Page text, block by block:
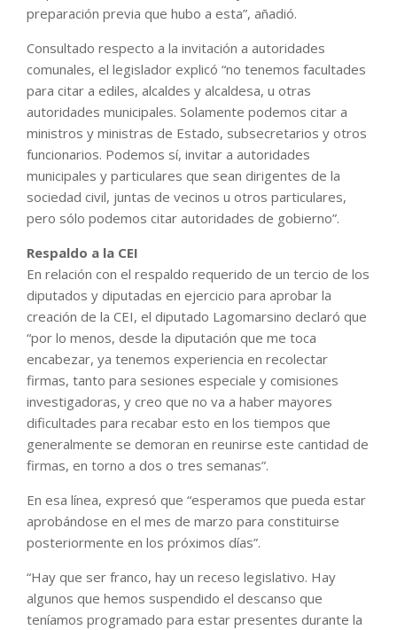
preparación previa que hubo a esta”, añadió.
Consultado respecto a la invitación a autoridades
comunales, el legislador explicó “no tenemos facultades
para citar a ediles, alcaldes y alcaldesa, u otras
autoridades municipales. Solamente podemos citar a
ministros y ministras de Estado, subsecretarios y otros
funcionarios. Podemos sí, invitar a autoridades
municipales y particulares que sean dirigentes de la
sociedad civil, juntas de vecinos u otros particulares,
pero sólo podemos citar autoridades de gobierno”.
Respaldo a la CEI
En relación con el respaldo requerido de un tercio de los
diputados y diputadas en ejercicio para aprobar la
creación de la CEI, el diputado Lagomarsino declaró que
“por lo menos, desde la diputación que me toca
encabezar, ya tenemos experiencia en recolectar
firmas, tanto para sesiones especiale y comisiones
investigadoras, y creo que no va a haber mayores
dificultades para recabar esto en los tiempos que
generalmente se demoran en reunirse este cantidad de
firmas, en torno a dos o tres semanas”.
En esa línea, expresó que “esperamos que pueda estar
aprobándose en el mes de marzo para constituirse
posteriormente en los próximos días”.
“Hay que ser franco, hay un receso legislativo. Hay
algunos que hemos suspendido el descanso que
teníamos programado para estar presentes durante la